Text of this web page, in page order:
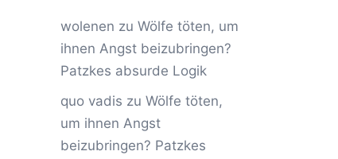
wolenen zu Wölfe töten, um
ihnen Angst beizubringen?
Patzkes absurde Logik
quo vadis zu Wölfe töten,
um ihnen Angst
beizubringen? Patzkes